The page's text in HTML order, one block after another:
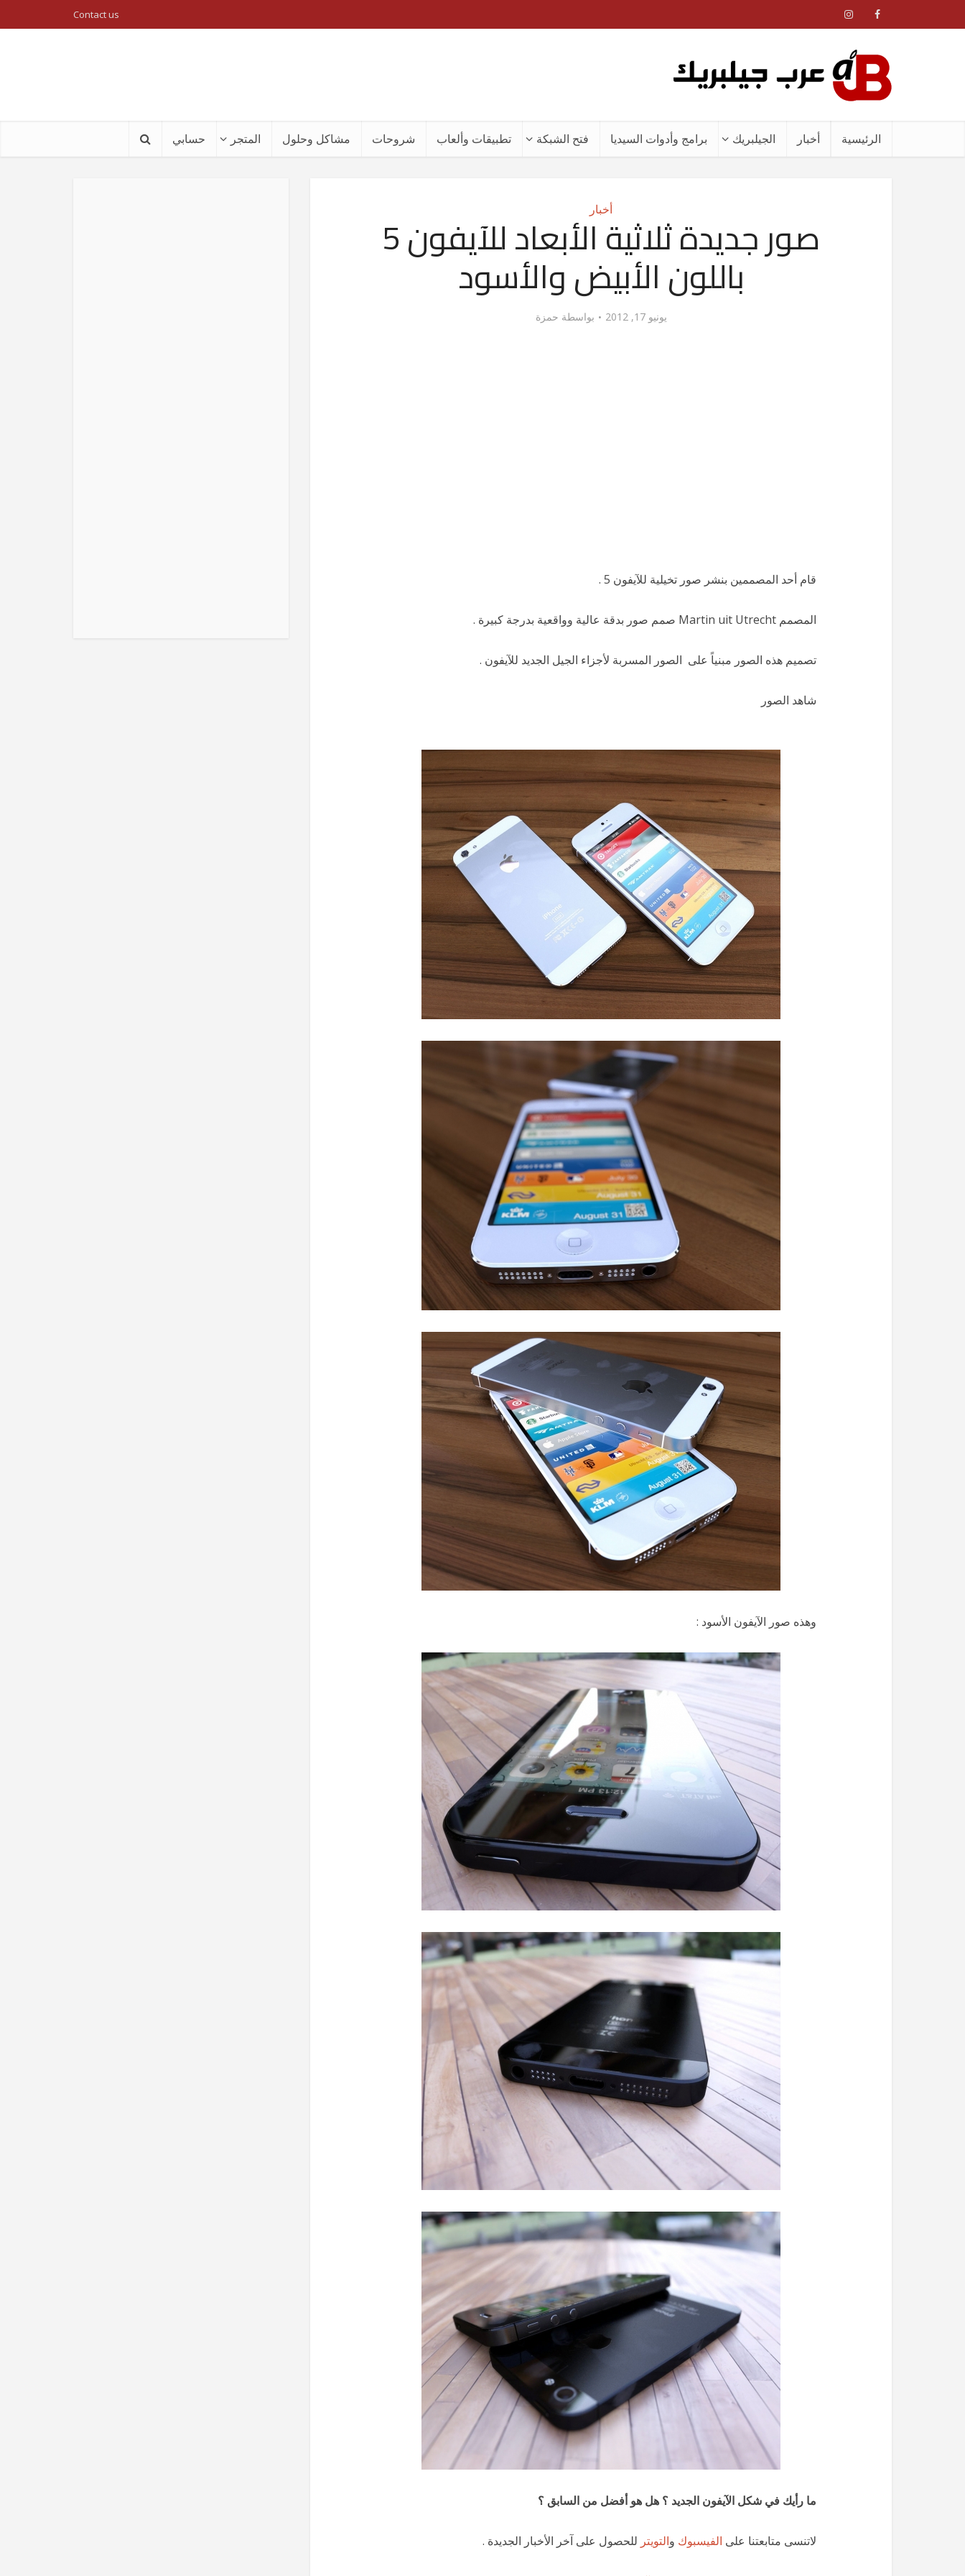
Contact us
الرئيسية أخبار الجيلبريك برامج وأدوات السيديا فتح الشبكة تطبيقات وألعاب شروحات مشاكل وحلول المتجر حسابي
أخبار صور جديدة ثلاثية الأبعاد للآيفون 5
باللون الأبيض والأسود
يونيو 17, 2012 بواسطة حمزة
قام أحد المصممين بنشر صور تخيلية للآيفون 5 .
المصمم Martin uit Utrecht صمم صور بدقة عالية وواقعية بدرجة كبيرة .
تصميم هذه الصور مبنياً على الصور المسربة لأجزاء الجيل الجديد للآيفون .
شاهد الصور
وهذه صور الآيفون الأسود :
ما رأيك في شكل الآيفون الجديد ؟ هل هو أفضل من السابق ؟
لاتنسى متابعتنا على الفيسبوك والتويتر للحصول على آخر الأخبار الجديدة .